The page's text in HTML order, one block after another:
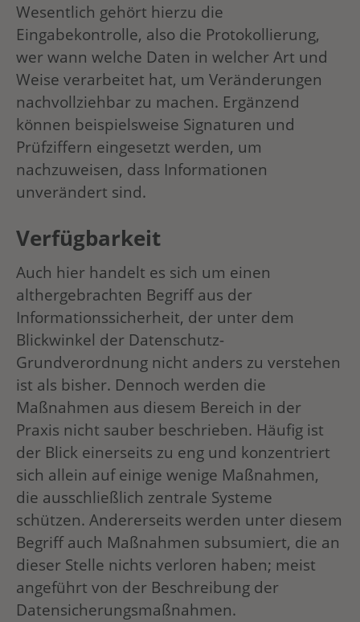
Wesentlich gehört hierzu die
Eingabekontrolle, also die Protokollierung,
wer wann welche Daten in welcher Art und
Weise verarbeitet hat, um Veränderungen
nachvollziehbar zu machen. Ergänzend
können beispielsweise Signaturen und
Prüfziffern eingesetzt werden, um
nachzuweisen, dass Informationen
unverändert sind.
Verfügbarkeit
Auch hier handelt es sich um einen
althergebrachten Begriff aus der
Informationssicherheit, der unter dem
Blickwinkel der Datenschutz-
Grundverordnung nicht anders zu verstehen
ist als bisher. Dennoch werden die
Maßnahmen aus diesem Bereich in der
Praxis nicht sauber beschrieben. Häufig ist
der Blick einerseits zu eng und konzentriert
sich allein auf einige wenige Maßnahmen,
die ausschließlich zentrale Systeme
schützen. Andererseits werden unter diesem
Begriff auch Maßnahmen subsumiert, die an
dieser Stelle nichts verloren haben; meist
angeführt von der Beschreibung der
Datensicherungsmaßnahmen.